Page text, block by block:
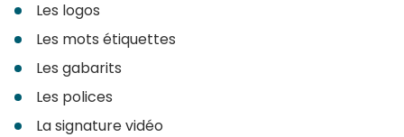
Les logos
Les mots étiquettes
Les gabarits
Les polices
La signature vidéo